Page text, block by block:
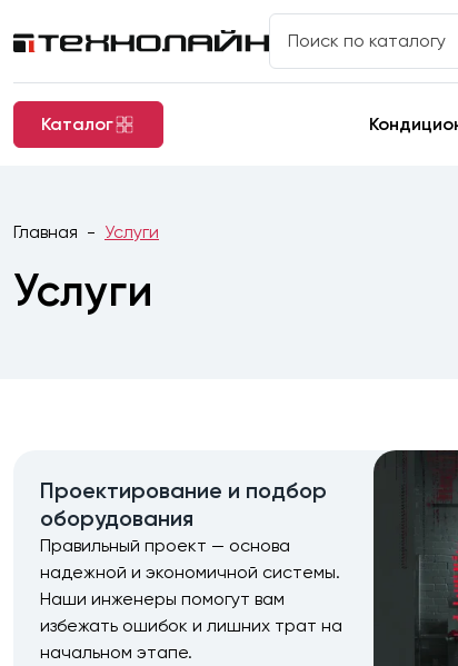
Каталог
Главная Услуги
Услуги
Проектирование и подбор
оборудования
Правильный проект — основа
надежной и экономичной системы.
Наши инженеры помогут вам
избежать ошибок и лишних трат на
начальном этапе.